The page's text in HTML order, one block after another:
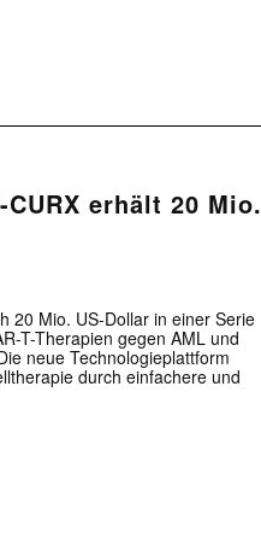
erhält 20 Mio.
20 Mio. US-Dollar in einer Serie
T-Therapien gegen AML und
neue Technologieplattform
durch einfachere und